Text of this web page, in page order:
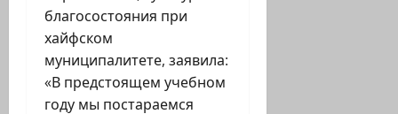
благосостояния при
хайфском
муниципалитете, заявила:
«В предстоящем учебном
году мы постараемся